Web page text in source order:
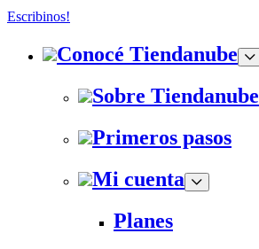
Escribinos!
Conocé Tiendanube
Sobre Tiendanube
Primeros pasos
Mi cuenta
Planes